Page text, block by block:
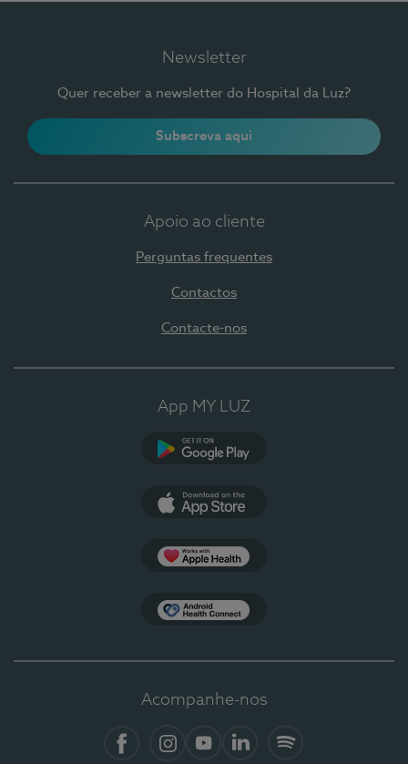
Newsletter
Quer receber a newsletter do Hospital da Luz?
Subscreva aqui
Apoio ao cliente
Perguntas frequentes
Contactos
Contacte-nos
App MY LUZ
Acompanhe-nos